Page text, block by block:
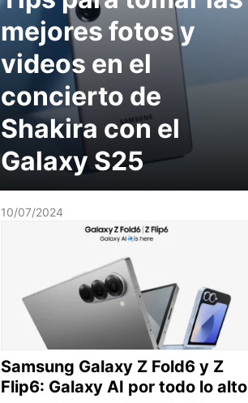
mejores fotos y
videos en el
concierto de
Shakira con el
Galaxy S25
10/07/2024
Samsung Galaxy Z Fold6 y Z
Flip6: Galaxy AI por todo lo alto